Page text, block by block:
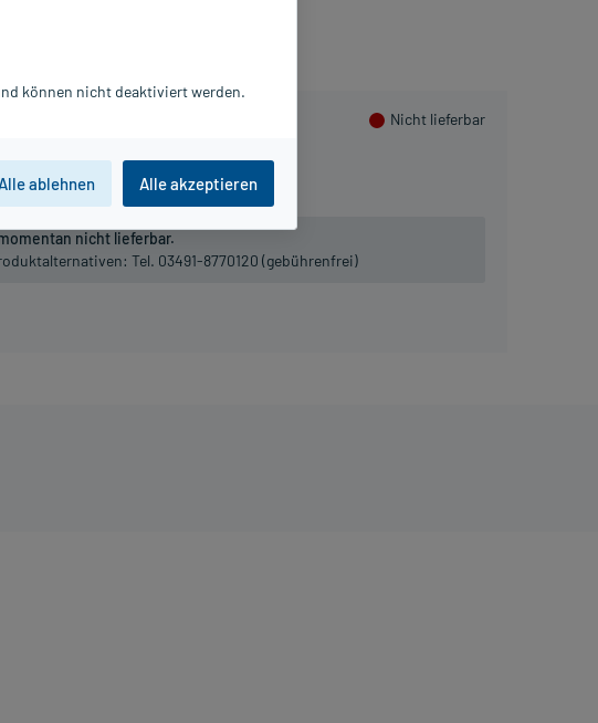
Nicht lieferbar
150 St
nicht lieferbar.
Tel. 03491-8770120 (gebührenfrei)
können nicht deaktiviert werden.
Alle ablehnen Alle akzeptieren